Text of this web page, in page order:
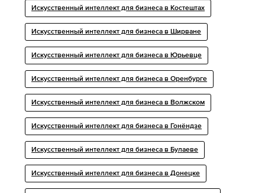
Искусственный интеллект для бизнеса в Костештах
Искусственный интеллект для бизнеса в Ширване
Искусственный интеллект для бизнеса в Юрьевце
Искусственный интеллект для бизнеса в Оренбурге
Искусственный интеллект для бизнеса в Волжском
Искусственный интеллект для бизнеса в Гонёндзе
Искусственный интеллект для бизнеса в Булаеве
Искусственный интеллект для бизнеса в Донецке